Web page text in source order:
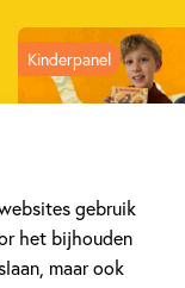
gebruik
het bijhouden
maar ook
19 FEBRUARI 2026
Ons
‘Moord aan
Kinderpanel